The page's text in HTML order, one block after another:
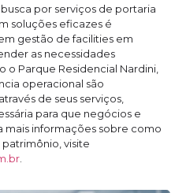
por serviços de portaria
soluções eficazes é
gestão de facilities em
as necessidades
Parque Residencial Nardini,
operacional são
de seus serviços,
para que negócios e
mais informações sobre como
visite